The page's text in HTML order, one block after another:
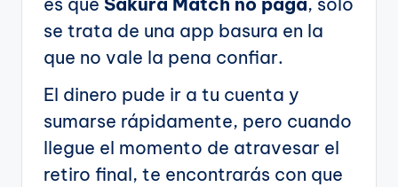
se trata de una app basura en la
que no vale la pena confiar.
El dinero pude ir a tu cuenta y
sumarse rápidamente, pero cuando
llegue el momento de atravesar el
retiro final, te encontrarás con que